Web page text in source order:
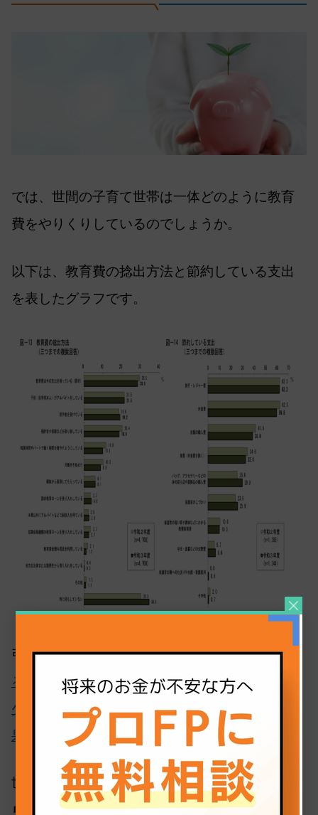
では、世間の子育て世帯は一体どのように教育
費をやりくりしているのでしょうか。
以下は、教育費の捻出方法と節約している支出
を表したグラフです。
引用｜日本政策金融公庫「子供1人当たりにかけ
る教育費用（高校入学から大学卒業まで）は減
少〜令和3年度「教育費負担の実態調査結
果」〜
世間の子育て世帯は、 旅行や外食を節約しなが
らやりくりしていることがわかります。